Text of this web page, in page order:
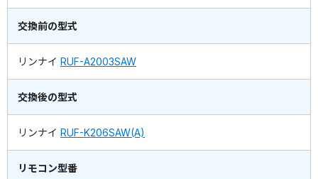
交換前の型式
リンナイ RUF-A2003SAW
交換後の型式
リンナイ RUF-K206SAW(A)
リモコン型番